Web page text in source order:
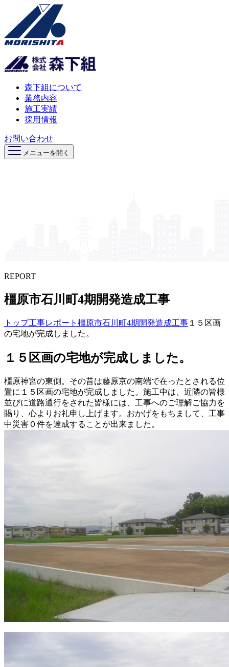
森下組について
業務内容
施工実績
採用情報
お問い合わせ
メニューを開く
REPORT
橿原市石川町4期開発造成工事
トップ工事レポート 橿原市石川町4期開発造成工事 １５区画
の宅地が完成しました。
１５区画の宅地が完成しました。
橿原神宮の東側。その昔は藤原京の南端で在ったとされる位
置に１５区画の宅地が完成しました。施工中は、近隣の皆様
並びに道路通行をされた皆様には、工事へのご理解ご協力を
賜り、心よりお礼申し上げます。おかげをもちまして、工事
中災害０件を達成することが出来ました。